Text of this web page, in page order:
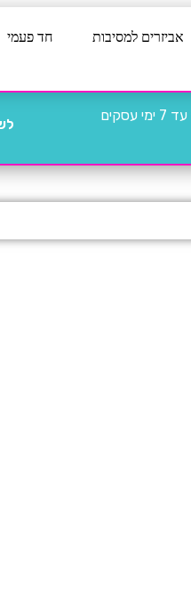
אביזרים למסיבות חד פעמי
עד 7 ימי עסקים